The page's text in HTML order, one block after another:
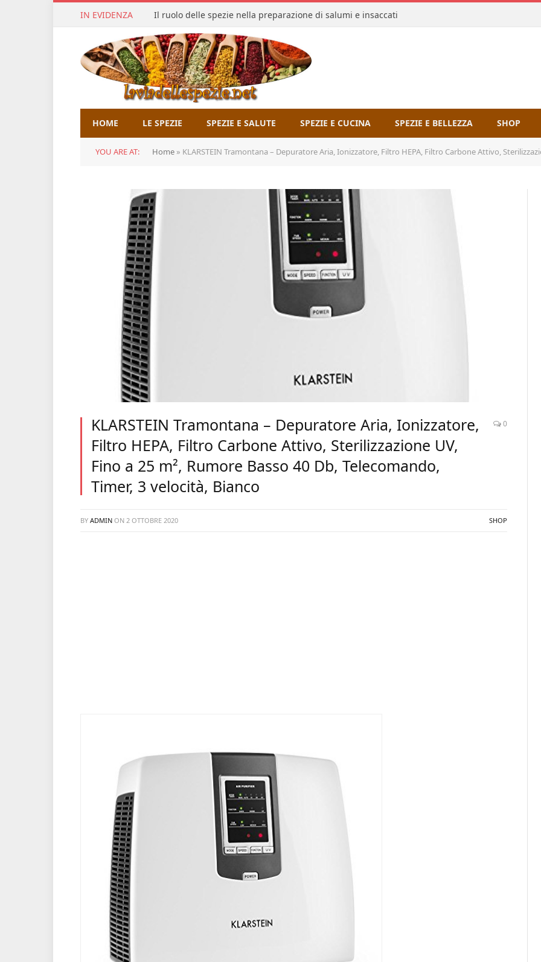
IN EVIDENZA Il ruolo delle spezie nella preparazione di salumi e insaccati
HOME LE SPEZIE SPEZIE E SALUTE SPEZIE E CUCINA SPEZIE E BELLEZZA SHOP
YOU ARE AT: Home » KLARSTEIN Tramontana – Depuratore Aria, Ionizzatore, Filtro HEPA, Filtro Carbone Attivo, Sterilizzazione UV, Fino a 25 m²,
KLARSTEIN Tramontana – Depuratore Aria, Ionizzatore,
Filtro HEPA, Filtro Carbone Attivo, Sterilizzazione UV,
Fino a 25 m², Rumore Basso 40 Db, Telecomando,
Timer, 3 velocità, Bianco
0
BY ADMIN ON 2 OTTOBRE 2020 SHOP